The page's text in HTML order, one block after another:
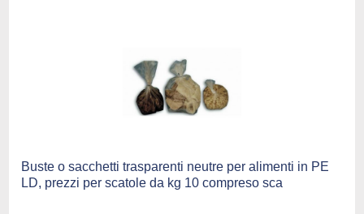
Buste o sacchetti trasparenti neutre per alimenti in PE
LD, prezzi per scatole da kg 10 compreso sca